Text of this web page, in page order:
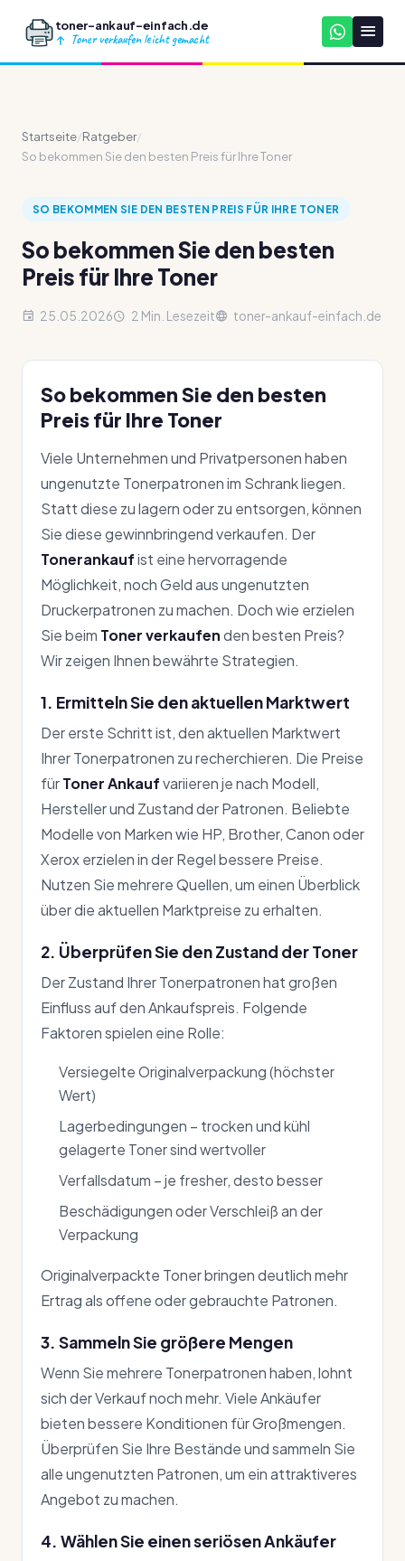
toner-ankauf-einfach.de
Toner verkaufen leicht gemacht
Startseite/Ratgeber/
So bekommen Sie den besten Preis für Ihre Toner
SO BEKOMMEN SIE DEN BESTEN PREIS FÜR IHRE TONER
So bekommen Sie den besten
Preis für Ihre Toner
25.05.2026 2 Min. Lesezeit toner-ankauf-einfach.de
So bekommen Sie den besten
Preis für Ihre Toner
Viele Unternehmen und Privatpersonen haben
ungenutzte Tonerpatronen im Schrank liegen.
Statt diese zu lagern oder zu entsorgen, können
Sie diese gewinnbringend verkaufen. Der
Tonerankaufist eine hervorragende
Möglichkeit, noch Geld aus ungenutzten
Druckerpatronen zu machen. Doch wie erzielen
Sie beim Toner verkaufenden besten Preis?
Wir zeigen Ihnen bewährte Strategien.
1. Ermitteln Sie den aktuellen Marktwert
Der erste Schritt ist, den aktuellen Marktwert
Ihrer Tonerpatronen zu recherchieren. Die Preise
fürToner Ankaufvariieren je nach Modell,
Hersteller und Zustand der Patronen. Beliebte
Modelle von Marken wie HP, Brother, Canon oder
Xerox erzielen in der Regel bessere Preise.
Nutzen Sie mehrere Quellen, um einen Überblick
über die aktuellen Marktpreise zu erhalten.
2. Überprüfen Sie den Zustand der Toner
Der Zustand Ihrer Tonerpatronen hat großen
Einfluss auf den Ankaufspreis. Folgende
Faktoren spielen eine Rolle:
Versiegelte Originalverpackung (höchster
Wert)
Lagerbedingungen – trocken und kühl
gelagerte Toner sind wertvoller
Verfallsdatum – je fresher, desto besser
Beschädigungen oder Verschleiß an der
Verpackung
Originalverpackte Toner bringen deutlich mehr
Ertrag als offene oder gebrauchte Patronen.
3. Sammeln Sie größere Mengen
Wenn Sie mehrere Tonerpatronen haben, lohnt
sich der Verkauf noch mehr. Viele Ankäufer
bieten bessere Konditionen für Großmengen.
Überprüfen Sie Ihre Bestände und sammeln Sie
alle ungenutzten Patronen, um ein attraktiveres
Angebot zu machen.
4. Wählen Sie einen seriösen Ankäufer